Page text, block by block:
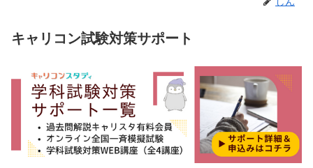
キャリコン試験対策サポート